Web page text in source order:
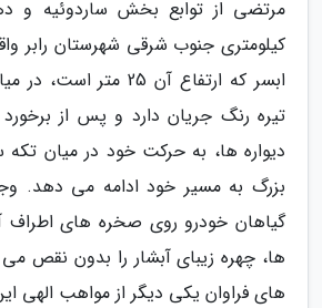
کیلومتری جنوب شرقی شهرستان رابر
ابسر که ارتفاع آن 25
تیره رنگ جریان دارد و پس از
دیواره ها، به حرکت خود در میان
بزرگ به مسیر خود ادامه می دهد.
گیاهان خودرو روی صخره های اطراف
ها، چهره زیبای آبشار را بدون نقص
های فراوان یکی دیگر از مواهب الهی